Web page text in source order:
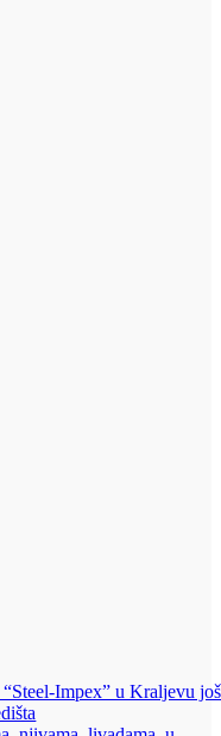
Impex” u Kraljevu još